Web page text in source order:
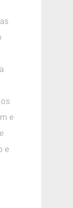
e
e